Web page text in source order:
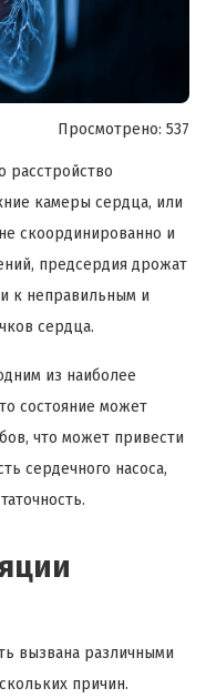
Просмотрено: 537
камеры сердца, или
скоординированно и
предсердия дрожат
к неправильным и
сердца.
из наиболее
состояние может
что может привести
сердечного насоса,
вызвана различными
причин.